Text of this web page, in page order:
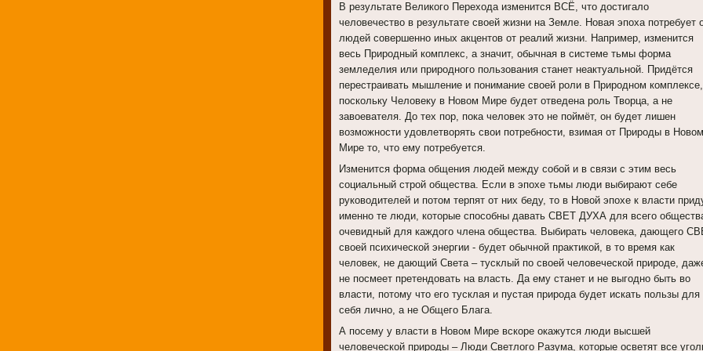
В результате Великого Перехода изменится ВСЁ, что достигало
человечество в результате своей жизни на Земле. Новая эпоха потребует
людей совершенно иных акцентов от реалий жизни. Например, изменится
весь Природный комплекс, а значит, обычная в системе тьмы форма
земледелия или природного пользования станет неактуальной. Придётся
перестраивать мышление и понимание своей роли в Природном комплексе,
поскольку Человеку в Новом Мире будет отведена роль Творца, а не
завоевателя. До тех пор, пока человек это не поймёт, он будет лишен
возможности удовлетворять свои потребности, взимая от Природы в Новом
Мире то, что ему потребуется.
Изменится форма общения людей между собой и в связи с этим весь
социальный строй общества. Если в эпохе тьмы люди выбирают себе
руководителей и потом терпят от них беду, то в Новой эпохе к власти
именно те люди, которые способны давать СВЕТ ДУХА для всего
очевидный для каждого члена общества. Выбирать человека, дающего
своей психической энергии - будет обычной практикой, в то время как
человек, не дающий Света – тусклый по своей человеческой природе,
не посмеет претендовать на власть. Да ему станет и не выгодно быть во
власти, потому что его тусклая и пустая природа будет искать пользы для
себя лично, а не Общего Блага.
А посему у власти в Новом Мире вскоре окажутся люди высшей
человеческой природы – Люди Светлого Разума, которые осветят все